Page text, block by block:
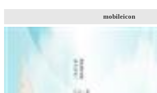
mobileicon